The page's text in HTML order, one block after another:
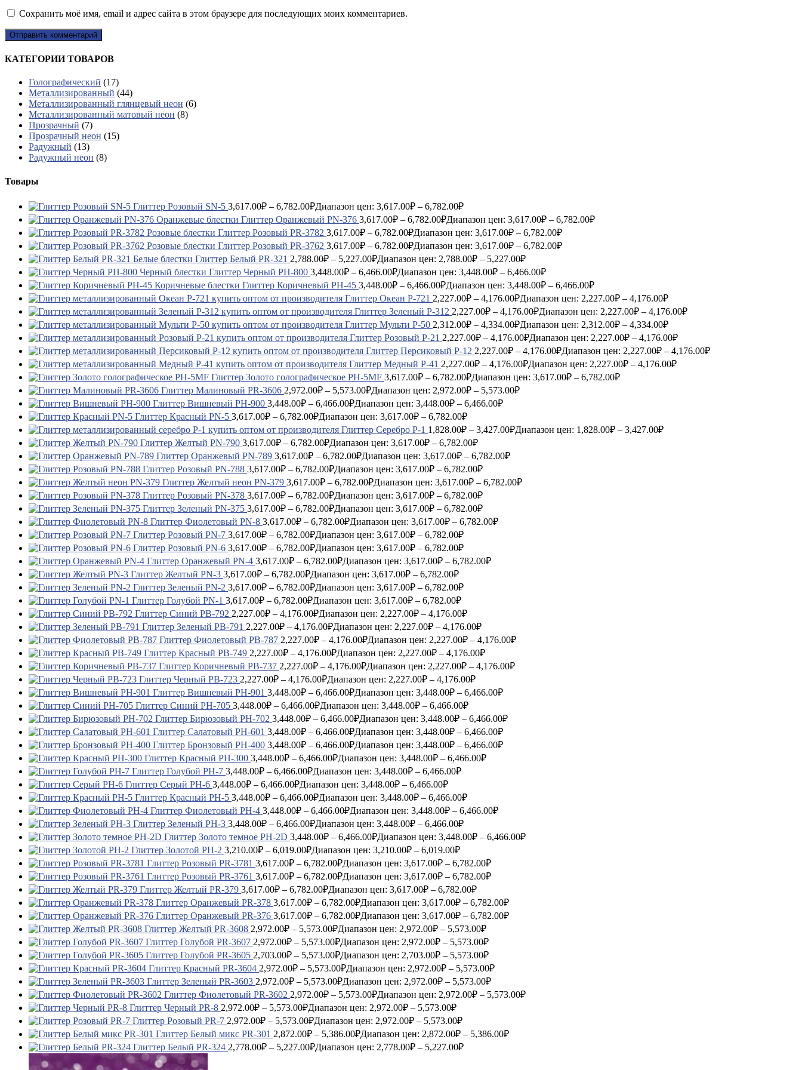
Сохранить моё имя, email и адрес сайта в этом браузере для последующих моих комментариев.
КАТЕГОРИИ ТОВАРОВ
Голографический (17)
Металлизированный (44)
Металлизированный глянцевый неон (6)
Металлизированный матовый неон (8)
Прозрачный (7)
Прозрачный неон (15)
Радужный (13)
Радужный неон (8)
Товары
Глиттер Розовый SN-5 3,617.00₽ – 6,782.00₽Диапазон цен: 3,617.00₽ – 6,782.00₽
Глиттер Оранжевый PN-376 3,617.00₽ – 6,782.00₽Диапазон цен: 3,617.00₽ – 6,782.00₽
Глиттер Розовый PR-3782 3,617.00₽ – 6,782.00₽Диапазон цен: 3,617.00₽ – 6,782.00₽
Глиттер Розовый PR-3762 3,617.00₽ – 6,782.00₽Диапазон цен: 3,617.00₽ – 6,782.00₽
Глиттер Белый PR-321 2,788.00₽ – 5,227.00₽Диапазон цен: 2,788.00₽ – 5,227.00₽
Глиттер Черный PH-800 3,448.00₽ – 6,466.00₽Диапазон цен: 3,448.00₽ – 6,466.00₽
Глиттер Коричневый PH-45 3,448.00₽ – 6,466.00₽Диапазон цен: 3,448.00₽ – 6,466.00₽
Глиттер Океан P-721 2,227.00₽ – 4,176.00₽Диапазон цен: 2,227.00₽ – 4,176.00₽
Глиттер Зеленый P-312 2,227.00₽ – 4,176.00₽Диапазон цен: 2,227.00₽ – 4,176.00₽
Глиттер Мульти P-50 2,312.00₽ – 4,334.00₽Диапазон цен: 2,312.00₽ – 4,334.00₽
Глиттер Розовый P-21 2,227.00₽ – 4,176.00₽Диапазон цен: 2,227.00₽ – 4,176.00₽
Глиттер Персиковый P-12 2,227.00₽ – 4,176.00₽Диапазон цен: 2,227.00₽ – 4,176.00₽
Глиттер Медный P-41 2,227.00₽ – 4,176.00₽Диапазон цен: 2,227.00₽ – 4,176.00₽
Глиттер Золото голографическое PH-5MF 3,617.00₽ – 6,782.00₽Диапазон цен: 3,617.00₽ – 6,782.00₽
Глиттер Малиновый PR-3606 2,972.00₽ – 5,573.00₽Диапазон цен: 2,972.00₽ – 5,573.00₽
Глиттер Вишневый PH-900 3,448.00₽ – 6,466.00₽Диапазон цен: 3,448.00₽ – 6,466.00₽
Глиттер Красный PN-5 3,617.00₽ – 6,782.00₽Диапазон цен: 3,617.00₽ – 6,782.00₽
Глиттер Серебро P-1 1,828.00₽ – 3,427.00₽Диапазон цен: 1,828.00₽ – 3,427.00₽
Глиттер Желтый PN-790 3,617.00₽ – 6,782.00₽Диапазон цен: 3,617.00₽ – 6,782.00₽
Глиттер Оранжевый PN-789 3,617.00₽ – 6,782.00₽Диапазон цен: 3,617.00₽ – 6,782.00₽
Глиттер Розовый PN-788 3,617.00₽ – 6,782.00₽Диапазон цен: 3,617.00₽ – 6,782.00₽
Глиттер Желтый неон PN-379 3,617.00₽ – 6,782.00₽Диапазон цен: 3,617.00₽ – 6,782.00₽
Глиттер Розовый PN-378 3,617.00₽ – 6,782.00₽Диапазон цен: 3,617.00₽ – 6,782.00₽
Глиттер Зеленый PN-375 3,617.00₽ – 6,782.00₽Диапазон цен: 3,617.00₽ – 6,782.00₽
Глиттер Фиолетовый PN-8 3,617.00₽ – 6,782.00₽Диапазон цен: 3,617.00₽ – 6,782.00₽
Глиттер Розовый PN-7 3,617.00₽ – 6,782.00₽Диапазон цен: 3,617.00₽ – 6,782.00₽
Глиттер Розовый PN-6 3,617.00₽ – 6,782.00₽Диапазон цен: 3,617.00₽ – 6,782.00₽
Глиттер Оранжевый PN-4 3,617.00₽ – 6,782.00₽Диапазон цен: 3,617.00₽ – 6,782.00₽
Глиттер Желтый PN-3 3,617.00₽ – 6,782.00₽Диапазон цен: 3,617.00₽ – 6,782.00₽
Глиттер Зеленый PN-2 3,617.00₽ – 6,782.00₽Диапазон цен: 3,617.00₽ – 6,782.00₽
Глиттер Голубой PN-1 3,617.00₽ – 6,782.00₽Диапазон цен: 3,617.00₽ – 6,782.00₽
Глиттер Синий PB-792 2,227.00₽ – 4,176.00₽Диапазон цен: 2,227.00₽ – 4,176.00₽
Глиттер Зеленый PB-791 2,227.00₽ – 4,176.00₽Диапазон цен: 2,227.00₽ – 4,176.00₽
Глиттер Фиолетовый PB-787 2,227.00₽ – 4,176.00₽Диапазон цен: 2,227.00₽ – 4,176.00₽
Глиттер Красный PB-749 2,227.00₽ – 4,176.00₽Диапазон цен: 2,227.00₽ – 4,176.00₽
Глиттер Коричневый PB-737 2,227.00₽ – 4,176.00₽Диапазон цен: 2,227.00₽ – 4,176.00₽
Глиттер Черный PB-723 2,227.00₽ – 4,176.00₽Диапазон цен: 2,227.00₽ – 4,176.00₽
Глиттер Вишневый PH-901 3,448.00₽ – 6,466.00₽Диапазон цен: 3,448.00₽ – 6,466.00₽
Глиттер Синий PH-705 3,448.00₽ – 6,466.00₽Диапазон цен: 3,448.00₽ – 6,466.00₽
Глиттер Бирюзовый PH-702 3,448.00₽ – 6,466.00₽Диапазон цен: 3,448.00₽ – 6,466.00₽
Глиттер Салатовый PH-601 3,448.00₽ – 6,466.00₽Диапазон цен: 3,448.00₽ – 6,466.00₽
Глиттер Бронзовый PH-400 3,448.00₽ – 6,466.00₽Диапазон цен: 3,448.00₽ – 6,466.00₽
Глиттер Красный PH-300 3,448.00₽ – 6,466.00₽Диапазон цен: 3,448.00₽ – 6,466.00₽
Глиттер Голубой PH-7 3,448.00₽ – 6,466.00₽Диапазон цен: 3,448.00₽ – 6,466.00₽
Глиттер Серый PH-6 3,448.00₽ – 6,466.00₽Диапазон цен: 3,448.00₽ – 6,466.00₽
Глиттер Красный PH-5 3,448.00₽ – 6,466.00₽Диапазон цен: 3,448.00₽ – 6,466.00₽
Глиттер Фиолетовый PH-4 3,448.00₽ – 6,466.00₽Диапазон цен: 3,448.00₽ – 6,466.00₽
Глиттер Зеленый PH-3 3,448.00₽ – 6,466.00₽Диапазон цен: 3,448.00₽ – 6,466.00₽
Глиттер Золото темное PH-2D 3,448.00₽ – 6,466.00₽Диапазон цен: 3,448.00₽ – 6,466.00₽
Глиттер Золотой PH-2 3,210.00₽ – 6,019.00₽Диапазон цен: 3,210.00₽ – 6,019.00₽
Глиттер Розовый PR-3781 3,617.00₽ – 6,782.00₽Диапазон цен: 3,617.00₽ – 6,782.00₽
Глиттер Розовый PR-3761 3,617.00₽ – 6,782.00₽Диапазон цен: 3,617.00₽ – 6,782.00₽
Глиттер Желтый PR-379 3,617.00₽ – 6,782.00₽Диапазон цен: 3,617.00₽ – 6,782.00₽
Глиттер Оранжевый PR-378 3,617.00₽ – 6,782.00₽Диапазон цен: 3,617.00₽ – 6,782.00₽
Глиттер Оранжевый PR-376 3,617.00₽ – 6,782.00₽Диапазон цен: 3,617.00₽ – 6,782.00₽
Глиттер Желтый PR-3608 2,972.00₽ – 5,573.00₽Диапазон цен: 2,972.00₽ – 5,573.00₽
Глиттер Голубой PR-3607 2,972.00₽ – 5,573.00₽Диапазон цен: 2,972.00₽ – 5,573.00₽
Глиттер Голубой PR-3605 2,703.00₽ – 5,573.00₽Диапазон цен: 2,703.00₽ – 5,573.00₽
Глиттер Красный PR-3604 2,972.00₽ – 5,573.00₽Диапазон цен: 2,972.00₽ – 5,573.00₽
Глиттер Зеленый PR-3603 2,972.00₽ – 5,573.00₽Диапазон цен: 2,972.00₽ – 5,573.00₽
Глиттер Фиолетовый PR-3602 2,972.00₽ – 5,573.00₽Диапазон цен: 2,972.00₽ – 5,573.00₽
Глиттер Черный PR-8 2,972.00₽ – 5,573.00₽Диапазон цен: 2,972.00₽ – 5,573.00₽
Глиттер Розовый PR-7 2,972.00₽ – 5,573.00₽Диапазон цен: 2,972.00₽ – 5,573.00₽
Глиттер Белый микс PR-301 2,872.00₽ – 5,386.00₽Диапазон цен: 2,872.00₽ – 5,386.00₽
Глиттер Белый PR-324 2,778.00₽ – 5,227.00₽Диапазон цен: 2,778.00₽ – 5,227.00₽